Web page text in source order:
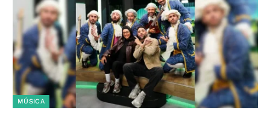
MÚSICA